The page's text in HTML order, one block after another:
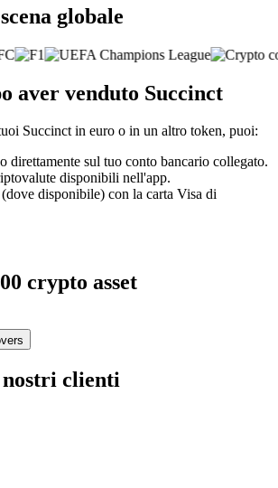
globale
aver venduto Succinct
Succinct in euro o in un altro token, puoi:
direttamente sul tuo conto bancario collegato.
disponibili nell'app.
disponibile) con la carta Visa di
crypto asset
nostri clienti